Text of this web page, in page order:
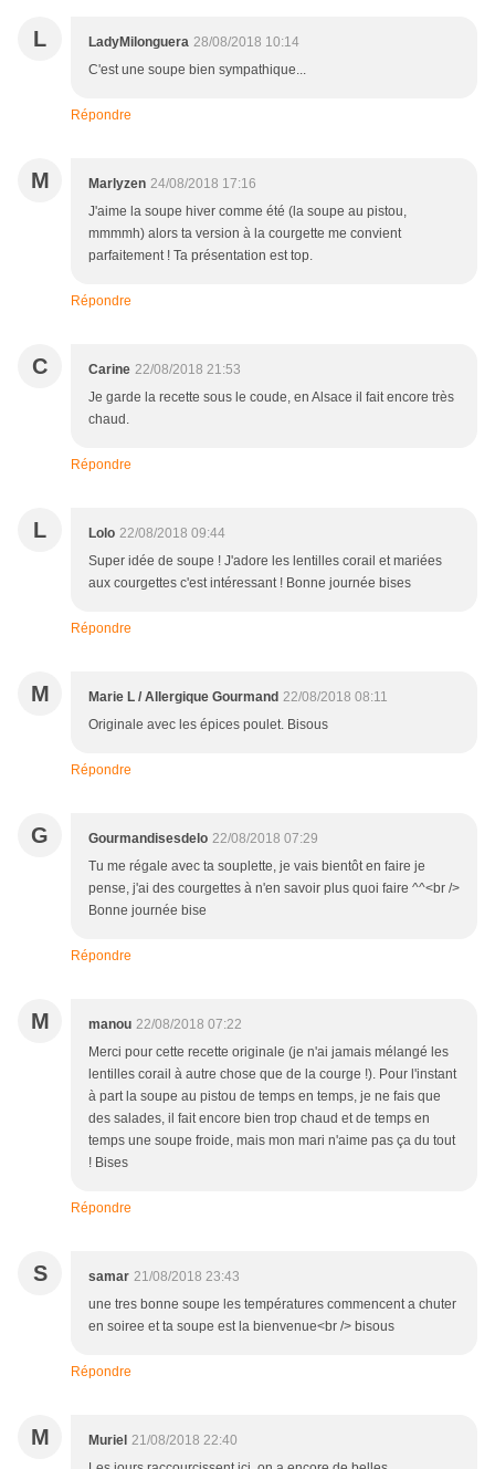
L LadyMilonguera 28/08/2018 10:14
C'est une soupe bien sympathique...
Répondre
M Marlyzen 24/08/2018 17:16
J'aime la soupe hiver comme été (la soupe au pistou,
mmmmh) alors ta version à la courgette me convient
parfaitement ! Ta présentation est top.
Répondre
C Carine 22/08/2018 21:53
Je garde la recette sous le coude, en Alsace il fait encore très
chaud.
Répondre
L Lolo 22/08/2018 09:44
Super idée de soupe ! J'adore les lentilles corail et mariées
aux courgettes c'est intéressant ! Bonne journée bises
Répondre
M Marie L / Allergique Gourmand 22/08/2018 08:11
Originale avec les épices poulet. Bisous
Répondre
G Gourmandisesdelo 22/08/2018 07:29
Tu me régale avec ta souplette, je vais bientôt en faire je
pense, j'ai des courgettes à n'en savoir plus quoi faire ^^<br />
Bonne journée bise
Répondre
M manou 22/08/2018 07:22
Merci pour cette recette originale (je n'ai jamais mélangé les
lentilles corail à autre chose que de la courge !). Pour l'instant
à part la soupe au pistou de temps en temps, je ne fais que
des salades, il fait encore bien trop chaud et de temps en
temps une soupe froide, mais mon mari n'aime pas ça du tout
! Bises
Répondre
S samar 21/08/2018 23:43
une tres bonne soupe les températures commencent a chuter
en soiree et ta soupe est la bienvenue<br /> bisous
Répondre
M Muriel 21/08/2018 22:40